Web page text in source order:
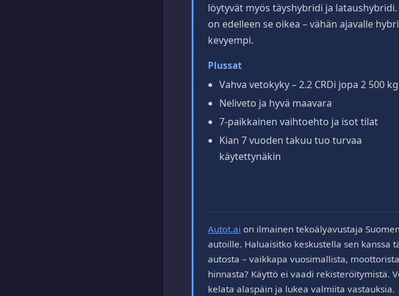
löytyvät myös täyshybridi ja lataushybridi.
on edelleen se oikea – vähän ajavalle
kevyempi.
Plussat
Vahva vetokyky – 2.2 CRDi jopa 2 500 kg
Neliveto ja hyvä maavara
7-paikkainen vaihtoehto ja isot tilat
Kian 7 vuoden takuu tuo turvaa
käytettynäkin
Autot.ai on ilmainen tekoälyavustaja
autoille. Haluaisitko keskustella sen kanssa
autosta – vaikkapa vuosimallista,
hinnasta? Käyttö ei vaadi rekisteröitymistä.
kelata alaspäin ja lukea valmiita vastauksia.